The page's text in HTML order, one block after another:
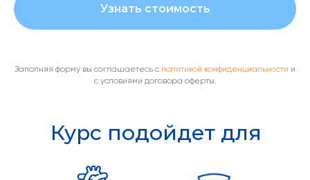
Узнать стоимость
Заполняя форму вы соглашаетесь с политикой конфиденциальности и
с условиями договора оферты.
Курс подойдет для